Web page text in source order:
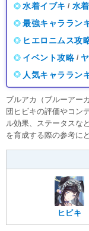
水着イブキ / 水
最強キャララン
ヒエロニムス攻
イベント攻略 /
人気キャララン
ブルアカ（ブルーアー
団ヒビキの評価やコン
ル効果、ステータスな
を育成する際の参考に
ヒビキ